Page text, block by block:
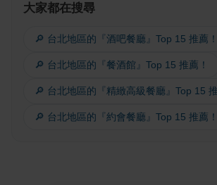
大家都在搜尋
🔎 台北地區的『酒吧餐廳』Top 15 推薦！
🔎 台北地區的『餐酒館』Top 15 推薦！
🔎 台北地區的『精緻高級餐廳』Top 15 推
🔎 台北地區的『約會餐廳』Top 15 推薦！